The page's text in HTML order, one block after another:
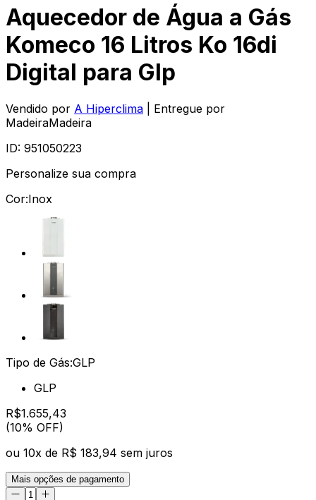
Aquecedor de Água a Gás
Komeco 16 Litros Ko 16di
Digital para Glp
Vendido por A Hiperclima
| Entregue por
MadeiraMadeira
ID: 951050223
Personalize sua compra
Cor:Inox
Tipo de Gás:GLP
GLP
R$1.655,43
(10% OFF)
ou 10x de R$ 183,94 sem juros
Mais opções de pagamento